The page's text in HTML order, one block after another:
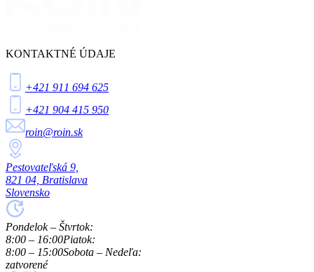
KONTAKTNÉ ÚDAJE
+421 911 694 625
+421 904 415 950
roin@roin.sk
Pestovateľská 9,
821 04, Bratislava
Slovensko
Pondelok – Štvrtok:
8:00 – 16:00Piatok:
8:00 – 15:00Sobota – Nedeľa:
zatvorené